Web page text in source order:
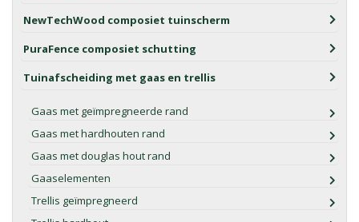
NewTechWood composiet tuinscherm
PuraFence composiet schutting
Tuinafscheiding met gaas en trellis
Gaas met geïmpregneerde rand
Gaas met hardhouten rand
Gaas met douglas hout rand
Gaaselementen
Trellis geïmpregneerd